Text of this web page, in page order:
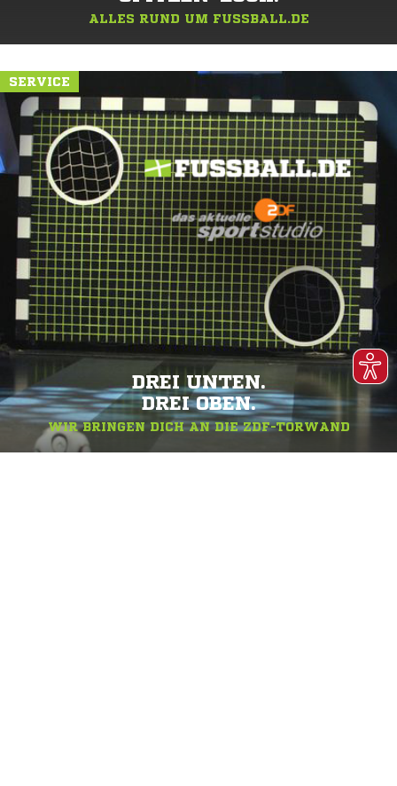
ALLES RUND UM FUSSBALL.DE
SERVICE
DREI UNTEN.
DREI OBEN.
WIR BRINGEN DICH AN DIE ZDF-TORWAND